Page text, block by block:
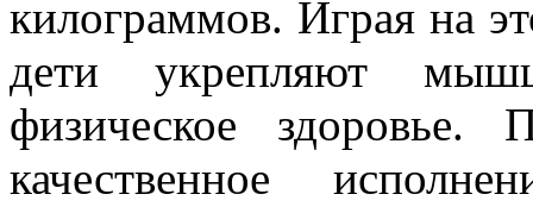
килограммов. Играя на
дети укрепляют
физическое здоровье.
качественное